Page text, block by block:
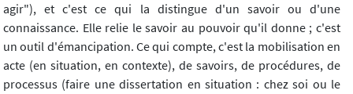
agir"), et c'est ce qui la distingue d'un savoir ou d'une
connaissance. Elle relie le savoir au pouvoir qu'il donne ; c'est
un outil d'émancipation. Ce qui compte, c'est la mobilisation en
acte (en situation, en contexte), de savoirs, de procédures, de
processus (faire une dissertation en situation : chez soi ou le